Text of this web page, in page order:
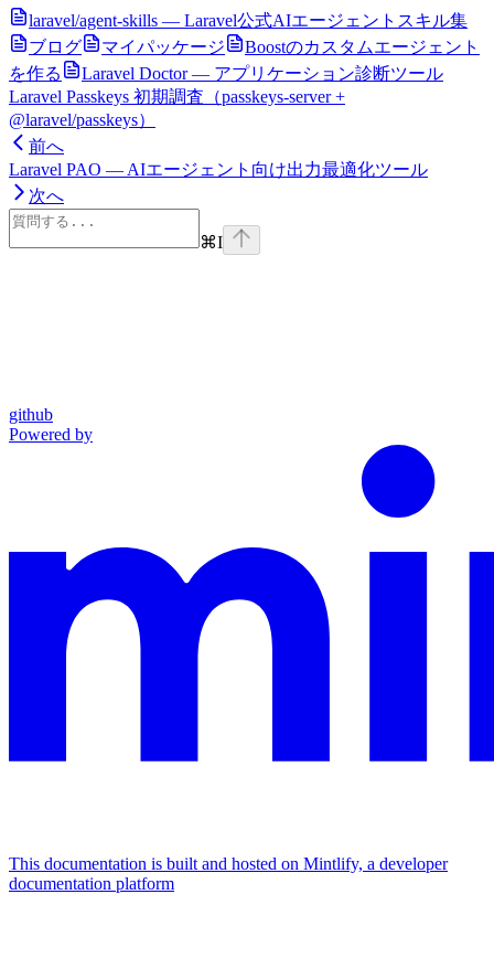
laravel/agent-skills — Laravel公式AIエージェントスキル集
ブログ
マイパッケージ
Boostのカスタムエージェント
を作る
Laravel Doctor — アプリケーション診断ツール
Laravel Passkeys 初期調査（passkeys-server +
@laravel/passkeys）
前へ
Laravel PAO — AIエージェント向け出力最適化ツール
次へ
⌘I
github
Powered by
This documentation is built and hosted on Mintlify, a developer
documentation platform